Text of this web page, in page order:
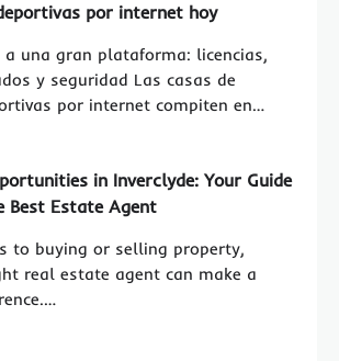
por internet hoy
a una gran plataforma: licencias,
y seguridad Las casas de
por internet compiten en…
in Inverclyde: Your Guide
Best Estate Agent
to buying or selling property,
real estate agent can make a